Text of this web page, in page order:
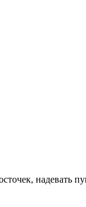
надевать